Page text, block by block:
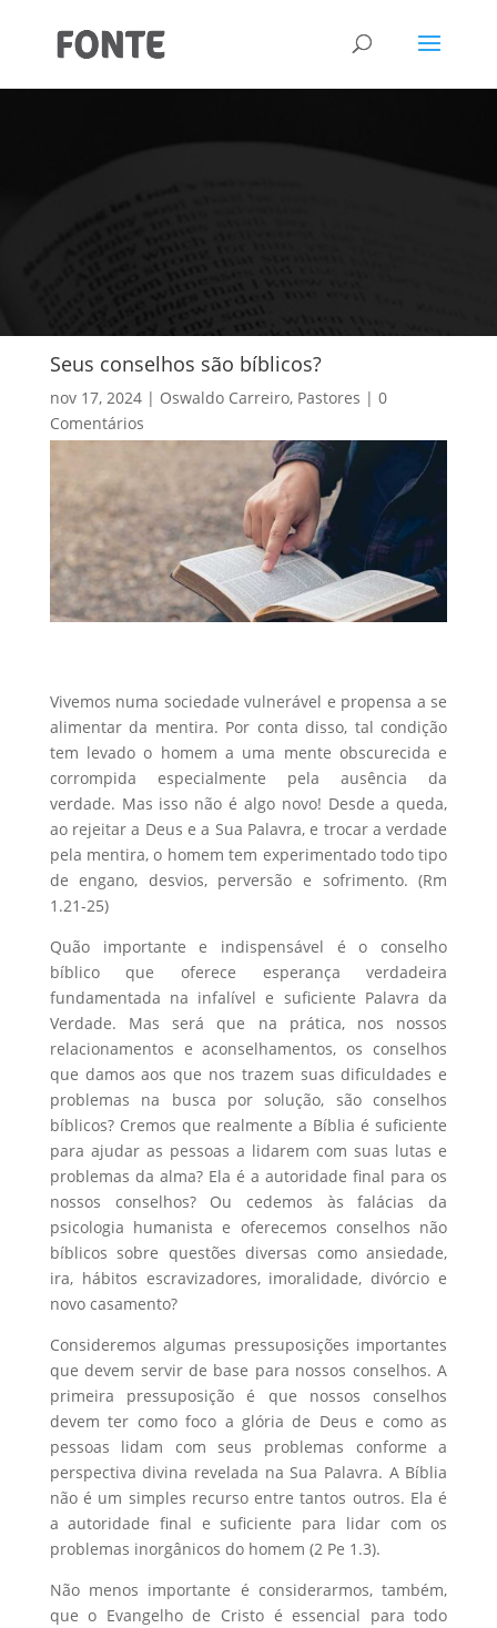
Seus conselhos são bíblicos?
nov 17, 2024 Oswaldo Carreiro, Pastores
0
Comentários
Vivemos numa sociedade vulnerável e propensa a se
alimentar da mentira. Por conta disso, tal condição
tem levado o homem a uma mente obscurecida e
corrompida especialmente pela ausência da
verdade. Mas isso não é algo novo! Desde a queda,
ao rejeitar a Deus e a Sua Palavra, e trocar a verdade
pela mentira, o homem tem experimentado todo tipo
de engano, desvios, perversão e sofrimento. (Rm
1.21-25)
Quão importante e indispensável é o conselho
bíblico que oferece esperança verdadeira
fundamentada na infalível e suficiente Palavra da
Verdade. Mas será que na prática, nos nossos
relacionamentos e aconselhamentos, os conselhos
que damos aos que nos trazem suas dificuldades e
problemas na busca por solução, são conselhos
bíblicos? Cremos que realmente a Bíblia é suficiente
para ajudar as pessoas a lidarem com suas lutas e
problemas da alma? Ela é a autoridade final para os
nossos conselhos? Ou cedemos às falácias da
psicologia humanista e oferecemos conselhos não
bíblicos sobre questões diversas como ansiedade,
ira, hábitos escravizadores, imoralidade, divórcio e
novo casamento?
Consideremos algumas pressuposições importantes
que devem servir de base para nossos conselhos. A
primeira pressuposição é que nossos conselhos
devem ter como foco a glória de Deus e como as
pessoas lidam com seus problemas conforme a
perspectiva divina revelada na Sua Palavra. A Bíblia
não é um simples recurso entre tantos outros. Ela é
a autoridade final e suficiente para lidar com os
problemas inorgânicos do homem (2 Pe 1.3).
Não menos importante é considerarmos, também,
que o Evangelho de Cristo é essencial para todo